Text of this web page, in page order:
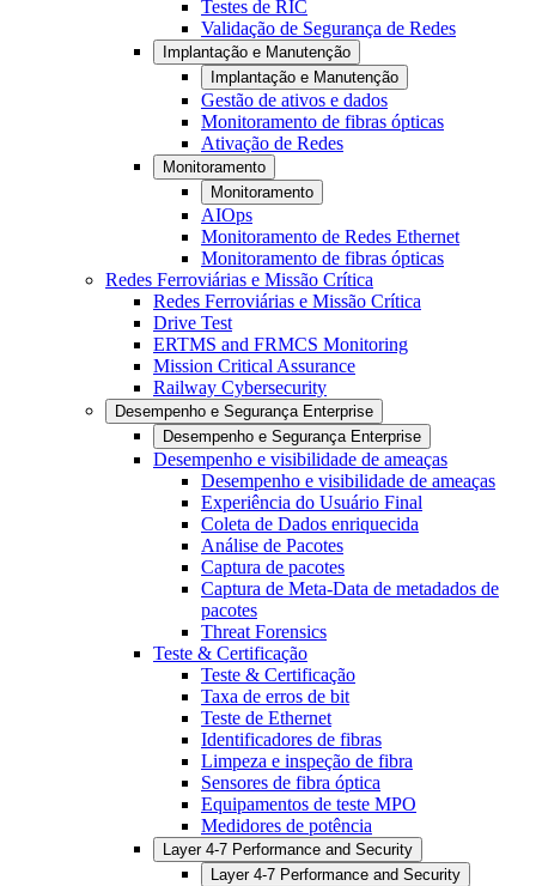
Testes de RIC
Validação de Segurança de Redes
Implantação e Manutenção
Implantação e Manutenção
Gestão de ativos e dados
Monitoramento de fibras ópticas
Ativação de Redes
Monitoramento
Monitoramento
AIOps
Monitoramento de Redes Ethernet
Monitoramento de fibras ópticas
Redes Ferroviárias e Missão Crítica
Redes Ferroviárias e Missão Crítica
Drive Test
ERTMS and FRMCS Monitoring
Mission Critical Assurance
Railway Cybersecurity
Desempenho e Segurança Enterprise
Desempenho e Segurança Enterprise
Desempenho e visibilidade de ameaças
Desempenho e visibilidade de ameaças
Experiência do Usuário Final
Coleta de Dados enriquecida
Análise de Pacotes
Captura de pacotes
Captura de Meta-Data de metadados de
pacotes
Threat Forensics
Teste & Certificação
Teste & Certificação
Taxa de erros de bit
Teste de Ethernet
Identificadores de fibras
Limpeza e inspeção de fibra
Sensores de fibra óptica
Equipamentos de teste MPO
Medidores de potência
Layer 4-7 Performance and Security
Layer 4-7 Performance and Security